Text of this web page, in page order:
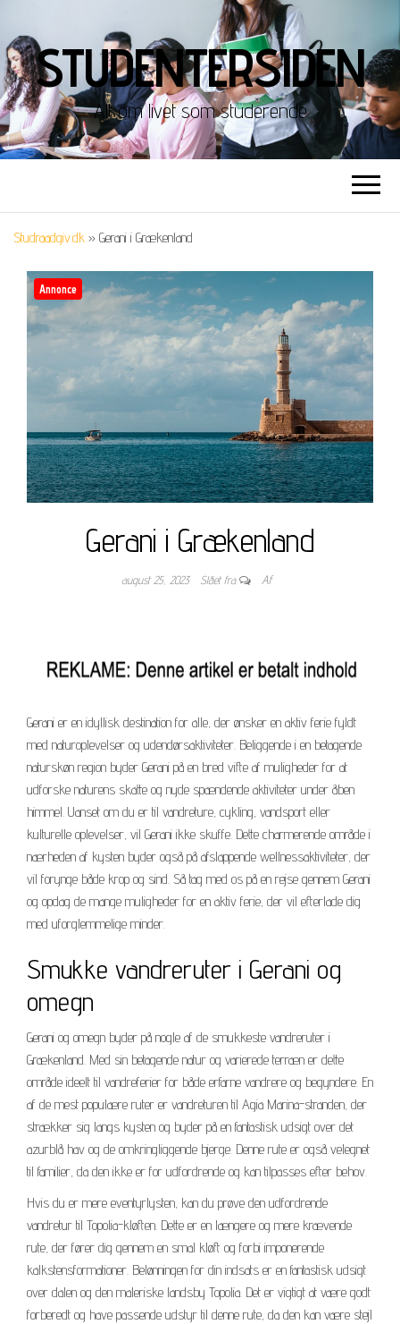
STUDENTERSIDEN
Alt om livet som studerende
Studraadgiv.dk » Gerani i Grækenland
Annonce
Gerani i Grækenland
august 25, 2023 Slået fra Af
Gerani er en idyllisk destination for alle, der ønsker en aktiv ferie fyldt
med naturoplevelser og udendørsaktiviteter. Beliggende i en betagende
naturskøn region byder Gerani på en bred vifte af muligheder for at
udforske naturens skatte og nyde spændende aktiviteter under åben
himmel. Uanset om du er til vandreture, cykling, vandsport eller
kulturelle oplevelser, vil Gerani ikke skuffe. Dette charmerende område i
nærheden af kysten byder også på afslappende wellnessaktiviteter, der
vil forynge både krop og sind. Så tag med os på en rejse gennem Gerani
og opdag de mange muligheder for en aktiv ferie, der vil efterlade dig
med uforglemmelige minder.
Smukke vandreruter i Gerani og
omegn
Gerani og omegn byder på nogle af de smukkeste vandreruter i
Grækenland. Med sin betagende natur og varierede terræn er dette
område ideelt til vandreferier for både erfarne vandrere og begyndere. En
af de mest populære ruter er vandreturen til Agia Marina-stranden, der
strækker sig langs kysten og byder på en fantastisk udsigt over det
azurblå hav og de omkringliggende bjerge. Denne rute er også velegnet
til familier, da den ikke er for udfordrende og kan tilpasses efter behov.
Hvis du er mere eventyrlysten, kan du prøve den udfordrende
vandretur til Topolia-kløften. Dette er en længere og mere krævende
rute, der fører dig gennem en smal kløft og forbi imponerende
kalkstensformationer. Belønningen for din indsats er en fantastisk udsigt
over dalen og den maleriske landsby Topolia. Det er vigtigt at være godt
forberedt og have passende udstyr til denne rute, da den kan være stejl